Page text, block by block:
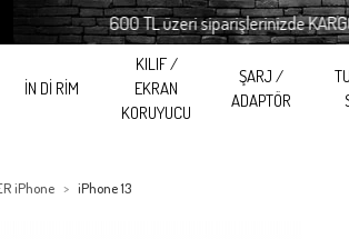
600 TL üzeri siparişlerinizde KARGO
İN Dİ RİM
KILIF /
EKRAN
KORUYUCU
ŞARJ /
ADAPTÖR
iPhone iPhone 13